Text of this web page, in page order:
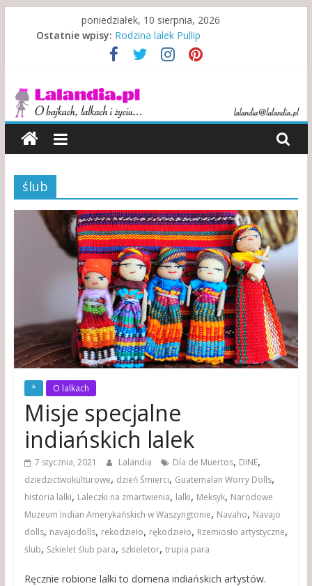
poniedziałek, 10 sierpnia, 2026
Ostatnie wpisy: Rodzina lalek Pullip
Rodzina w niewoli alkoholu
Misje specjalne indiańskich lalek
Kewpie – symbol walki i zwycięstwa
Lalandia
O
bajkach,
lalkach
życiu…
ślub
* O lalkach
Misje specjalne
indiańskich lalek
7 stycznia, 2021 Lalandia Día de Muertos, DINE,
dziedzictwokulturowe, dzień Śmierci, Guatemalan Worry Dolls,
historia lalki, Laleczki na zmartwienia, lalki, Meksyk, Narodowe
Muzeum Indian Amerykańskich w Waszyngtonie, Navaho, Navajo
dolls, navajodolls, rekodzieło, rękodzieło, Rzemiosło artystyczne,
ślub, Szkielet ślub para, szkieletor, trupia para
Ręcznie robione lalki to domena indiańskich artystów.